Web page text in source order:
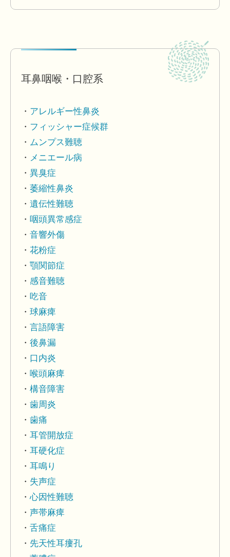
耳鼻咽喉・口腔系
アレルギー性鼻炎
フィッシャー症候群
ムンプス難聴
メニエール病
異臭症
萎縮性鼻炎
遺伝性難聴
咽頭異常感症
音響外傷
花粉症
顎関節症
感音難聴
吃音
球麻痺
言語障害
後鼻漏
口内炎
喉頭麻痺
構音障害
歯周炎
歯痛
耳管開放症
耳硬化症
耳鳴り
失声症
心因性難聴
声帯麻痺
舌痛症
先天性耳瘻孔